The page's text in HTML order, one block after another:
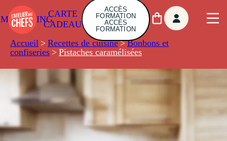
CARTE
CADEAU
ACCÈS
FORMATION
ACCÈS
FORMATION
Accueil > Recettes de cuisine > Bonbons et
confiseries > Pistaches caramélisées